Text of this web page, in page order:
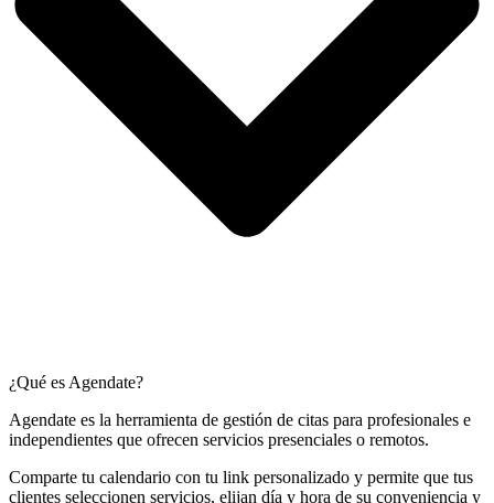
¿Qué es Agendate?
Agendate es la herramienta de gestión de citas para profesionales e
independientes que ofrecen servicios presenciales o remotos.
Comparte tu calendario con tu link personalizado y permite que tus
clientes seleccionen servicios, elijan día y hora de su conveniencia y